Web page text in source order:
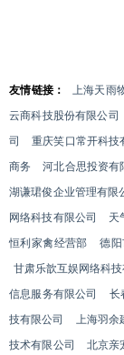
友情链接： 上海天雨
云商科技股份有限公司
司
重庆笑口常开科技
商务
河北合思投资有
湖谦珺俊企业管理有限
网络科技有限公司
天
恒利家禽经营部
德
甘肃乐歆互娱网络科技
信息服务有限公司
长
技有限公司
上海羽余
技术有限公司
北京亲